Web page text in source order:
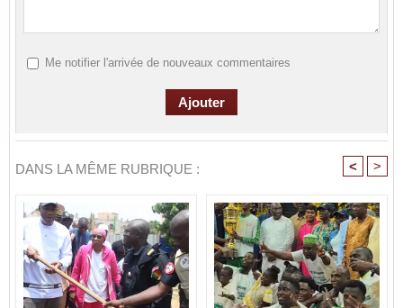
Me notifier l'arrivée de nouveaux commentaires
DANS LA MÊME RUBRIQUE : < >